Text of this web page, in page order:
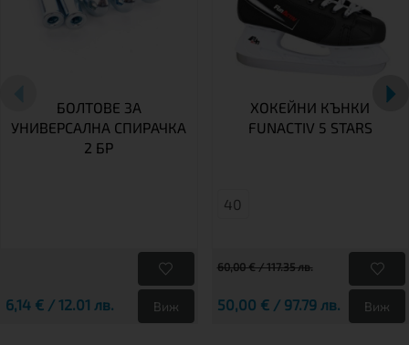
БОЛТОВЕ ЗА
УНИВЕРСАЛНА СПИРАЧКА
2 БР
6,14 € / 12.01 лв. Виж
ХОКЕЙНИ КЪНКИ
FUNACTIV 5 STARS
40
60,00 € / 117.35 лв.
50,00 € / 97.79 лв. Виж